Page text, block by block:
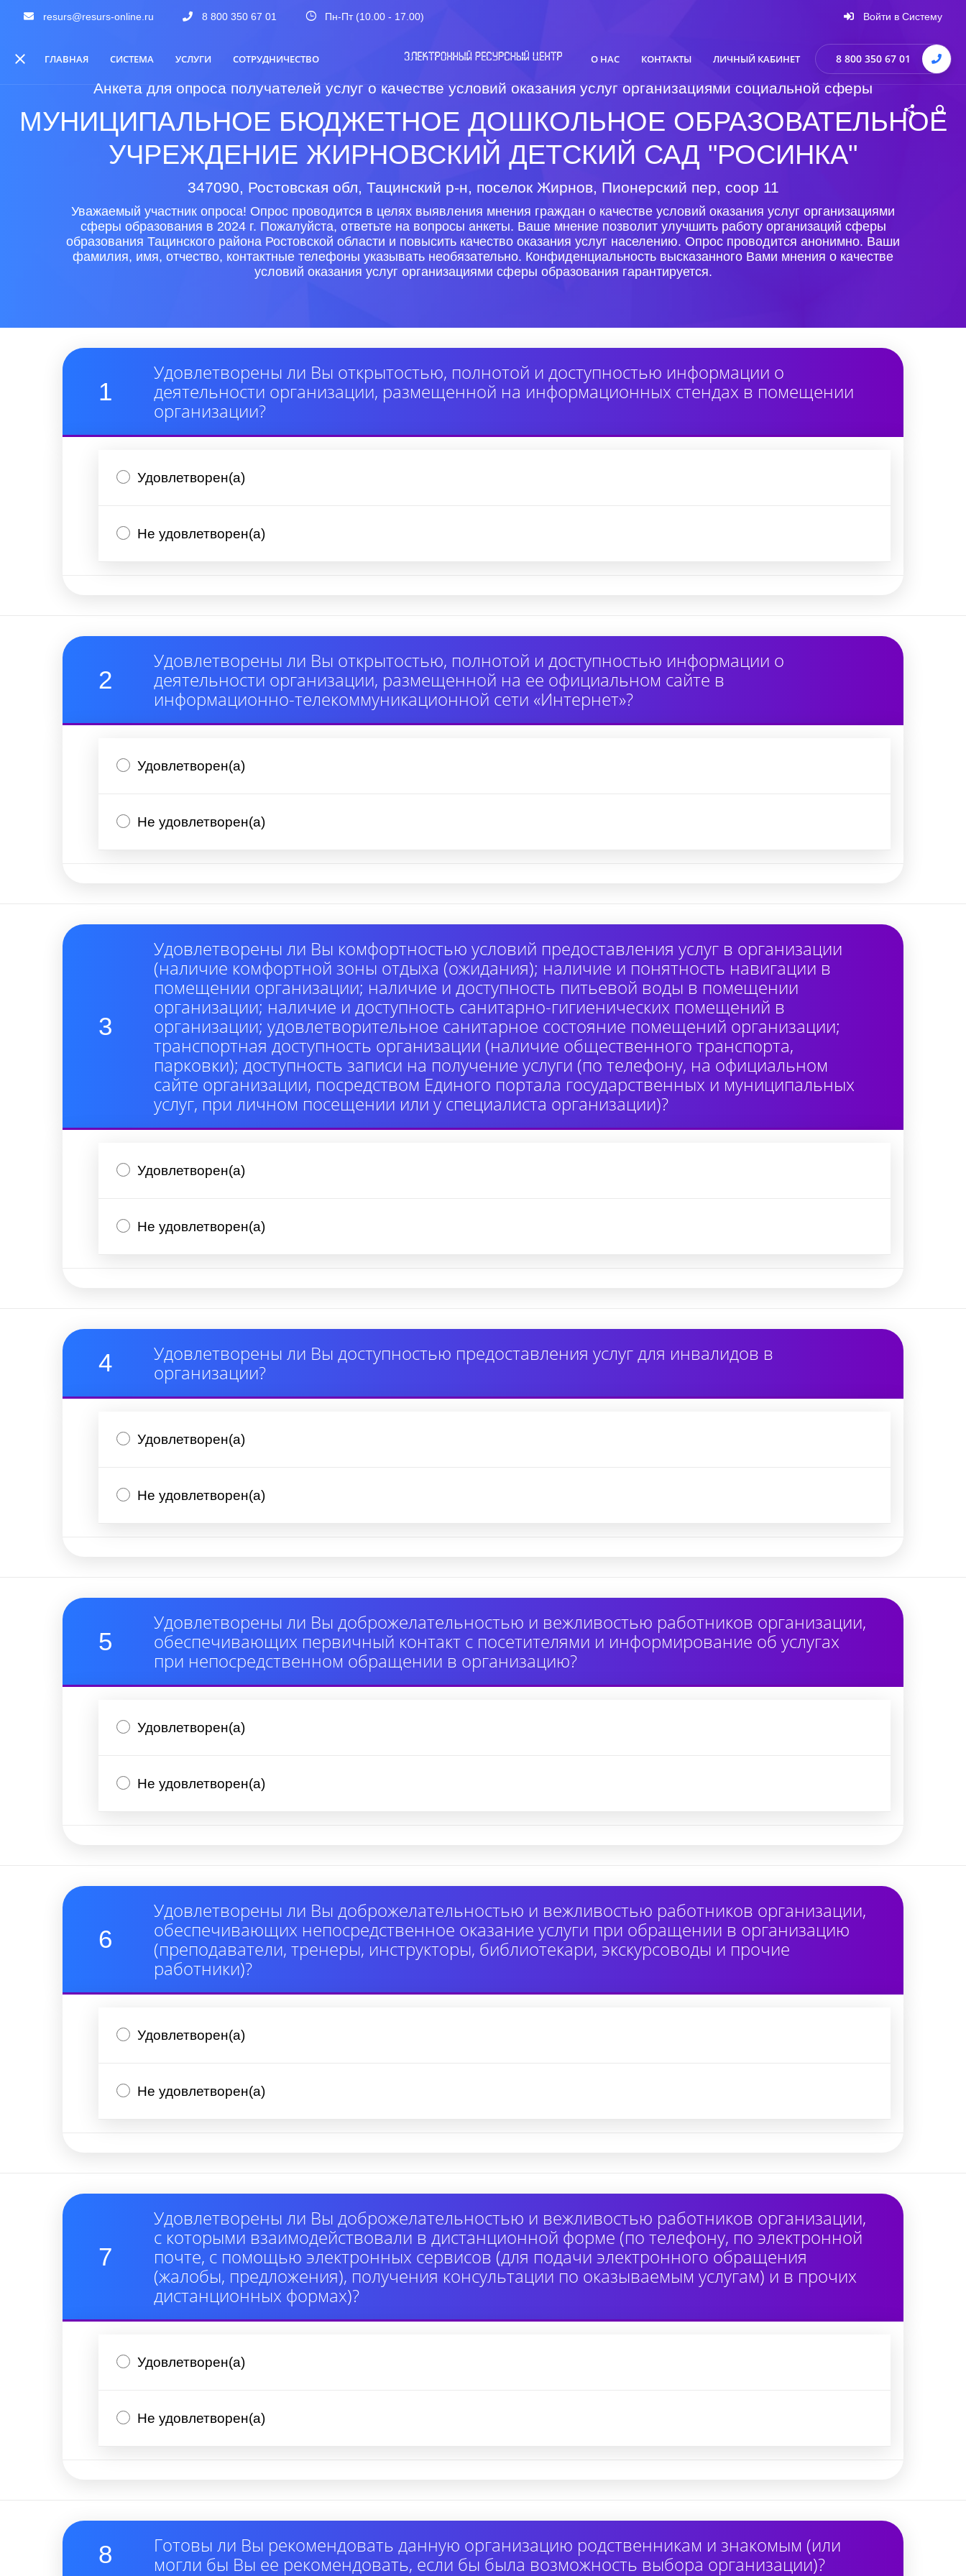
resurs@resurs-online.ru 8 800 350 67 01 Пн-Пт (10.00 - 17.00) Войти в Систему
ГЛАВНАЯ СИСТЕМА УСЛУГИ СОТРУДНИЧЕСТВО О НАС КОНТАКТЫ ЛИЧНЫЙ КАБИНЕТ 8 800 350 67 01
Анкета для опроса получателей услуг о качестве условий оказания услуг организациями социальной сферы
МУНИЦИПАЛЬНОЕ БЮДЖЕТНОЕ ДОШКОЛЬНОЕ ОБРАЗОВАТЕЛЬНОЕ
УЧРЕЖДЕНИЕ ЖИРНОВСКИЙ ДЕТСКИЙ САД "РОСИНКА"
347090, Ростовская обл, Тацинский р-н, поселок Жирнов, Пионерский пер, соор 11
Уважаемый участник опроса! Опрос проводится в целях выявления мнения граждан о качестве условий оказания услуг организациями
сферы образования в 2024 г. Пожалуйста, ответьте на вопросы анкеты. Ваше мнение позволит улучшить работу организаций сферы
образования Тацинского района Ростовской области и повысить качество оказания услуг населению. Опрос проводится анонимно. Ваши
фамилия, имя, отчество, контактные телефоны указывать необязательно. Конфиденциальность высказанного Вами мнения о качестве
условий оказания услуг организациями сферы образования гарантируется.
1
Удовлетворены ли Вы открытостью, полнотой и доступностью информации о
деятельности организации, размещенной на информационных стендах в помещении
организации?
Удовлетворен(а)
Не удовлетворен(а)
2
Удовлетворены ли Вы открытостью, полнотой и доступностью информации о
деятельности организации, размещенной на ее официальном сайте в
информационно-телекоммуникационной сети «Интернет»?
Удовлетворен(а)
Не удовлетворен(а)
3
Удовлетворены ли Вы комфортностью условий предоставления услуг в организации
(наличие комфортной зоны отдыха (ожидания); наличие и понятность навигации в
помещении организации; наличие и доступность питьевой воды в помещении
организации; наличие и доступность санитарно-гигиенических помещений в
организации; удовлетворительное санитарное состояние помещений организации;
транспортная доступность организации (наличие общественного транспорта,
парковки); доступность записи на получение услуги (по телефону, на официальном
сайте организации, посредством Единого портала государственных и муниципальных
услуг, при личном посещении или у специалиста организации)?
Удовлетворен(а)
Не удовлетворен(а)
4
Удовлетворены ли Вы доступностью предоставления услуг для инвалидов в
организации?
Удовлетворен(а)
Не удовлетворен(а)
5
Удовлетворены ли Вы доброжелательностью и вежливостью работников организации,
обеспечивающих первичный контакт с посетителями и информирование об услугах
при непосредственном обращении в организацию?
Удовлетворен(а)
Не удовлетворен(а)
6
Удовлетворены ли Вы доброжелательностью и вежливостью работников организации,
обеспечивающих непосредственное оказание услуги при обращении в организацию
(преподаватели, тренеры, инструкторы, библиотекари, экскурсоводы и прочие
работники)?
Удовлетворен(а)
Не удовлетворен(а)
7
Удовлетворены ли Вы доброжелательностью и вежливостью работников организации,
с которыми взаимодействовали в дистанционной форме (по телефону, по электронной
почте, с помощью электронных сервисов (для подачи электронного обращения
(жалобы, предложения), получения консультации по оказываемым услугам) и в прочих
дистанционных формах)?
Удовлетворен(а)
Не удовлетворен(а)
8
Готовы ли Вы рекомендовать данную организацию родственникам и знакомым (или
могли бы Вы ее рекомендовать, если бы была возможность выбора организации)?